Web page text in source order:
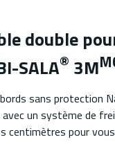
double
SALA® 3M
sans protection
un système de
centimètres pour